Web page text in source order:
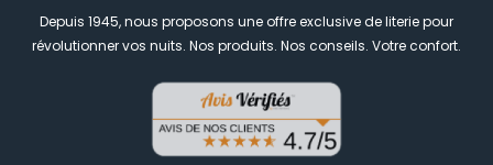
Depuis 1945, nous proposons une offre exclusive de literie pour
révolutionner vos nuits. Nos produits. Nos conseils. Votre confort.